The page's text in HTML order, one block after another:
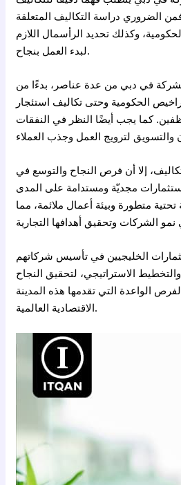
الضروري دراسة التكاليف المتعلقة
وكذلك تحديد الرأسمال اللازم
لبدء العمل بنجاح.
في دبي من عدة عناصر، بدءًا من
الحكومية وحتى تكاليف استئجار
كما يجب أيضًا النظر في النفقات
إلا أن فرص النجاح والتوسع في
مجديّة ومستدامة على المدى
تحتية متطورة وبيئة أعمال ملائمة، مما
الخليجيين في تأسيس شركاتهم
الاستراتيجي، لتحقيق النجاح
الواعدة التي تقدمها هذه المدينة
الاقتصادية العالمية.